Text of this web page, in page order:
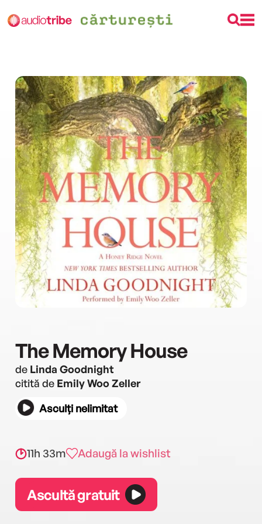
The Memory House
de Linda Goodnight
citită de Emily Woo Zeller
Asculți nelimitat
11h 33m Adaugă la wishlist
Ascultă gratuit